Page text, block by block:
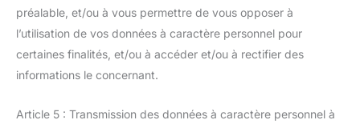
préalable, et/ou à vous permettre de vous opposer à
l’utilisation de vos données à caractère personnel pour
certaines finalités, et/ou à accéder et/ou à rectifier des
informations le concernant.
Article 5 : Transmission des données à caractère personnel à